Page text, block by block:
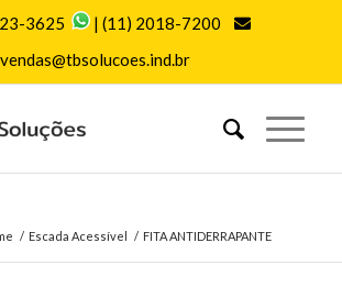
3625 |(11) 2018-7200
vendas@tbsolucoes.ind.br
/ Escada Acessível / FITA ANTIDERRAPANTE